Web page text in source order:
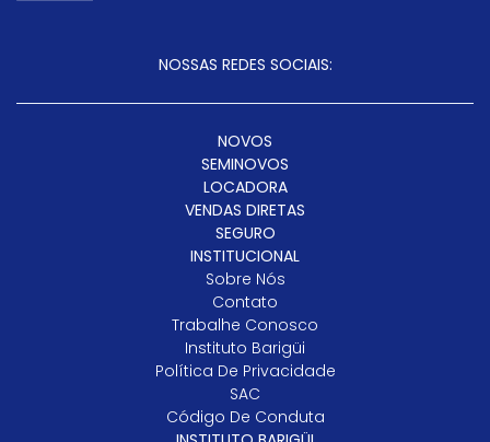
NOSSAS REDES SOCIAIS:
NOVOS
SEMINOVOS
LOCADORA
VENDAS DIRETAS
SEGURO
INSTITUCIONAL
Sobre Nós
Contato
Trabalhe Conosco
Instituto Barigüi
Política De Privacidade
SAC
Código De Conduta